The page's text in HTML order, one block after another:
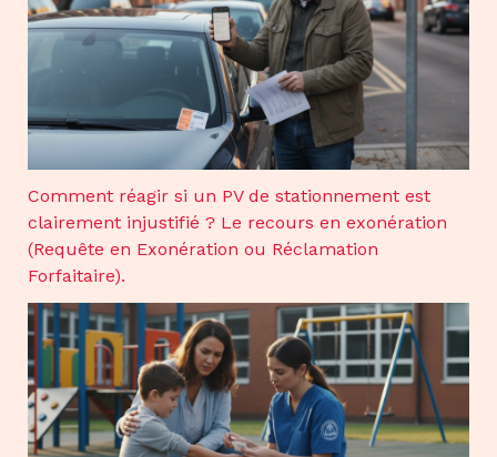
Comment réagir si un PV de stationnement est
clairement injustifié ? Le recours en exonération
(Requête en Exonération ou Réclamation
Forfaitaire).